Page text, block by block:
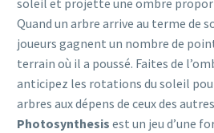
soleil et projette une ombre
Quand un arbre arrive au terme de
joueurs gagnent un nombre de
terrain où il a poussé. Faites de
anticipez les rotations du soleil
arbres aux dépens de ceux des
Photosynthesis est un jeu d’une